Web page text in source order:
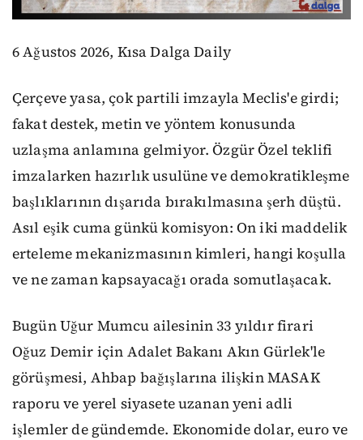
6 Ağustos 2026, Kısa Dalga Daily
Çerçeve yasa, çok partili imzayla Meclis'e girdi;
fakat destek, metin ve yöntem konusunda
uzlaşma anlamına gelmiyor. Özgür Özel teklifi
imzalarken hazırlık usulüne ve demokratikleşme
başlıklarının dışarıda bırakılmasına şerh düştü.
Asıl eşik cuma günkü komisyon: On iki maddelik
erteleme mekanizmasının kimleri, hangi koşulla
ve ne zaman kapsayacağı orada somutlaşacak.
Bugün Uğur Mumcu ailesinin 33 yıldır firari
Oğuz Demir için Adalet Bakanı Akın Gürlek'le
görüşmesi, Ahbap bağışlarına ilişkin MASAK
raporu ve yerel siyasete uzanan yeni adli
işlemler de gündemde. Ekonomide dolar, euro ve